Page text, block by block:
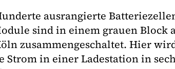
ausrangierte
sind in einem grauen Block
zusammengeschaltet. Hier
Strom in einer Ladestation in